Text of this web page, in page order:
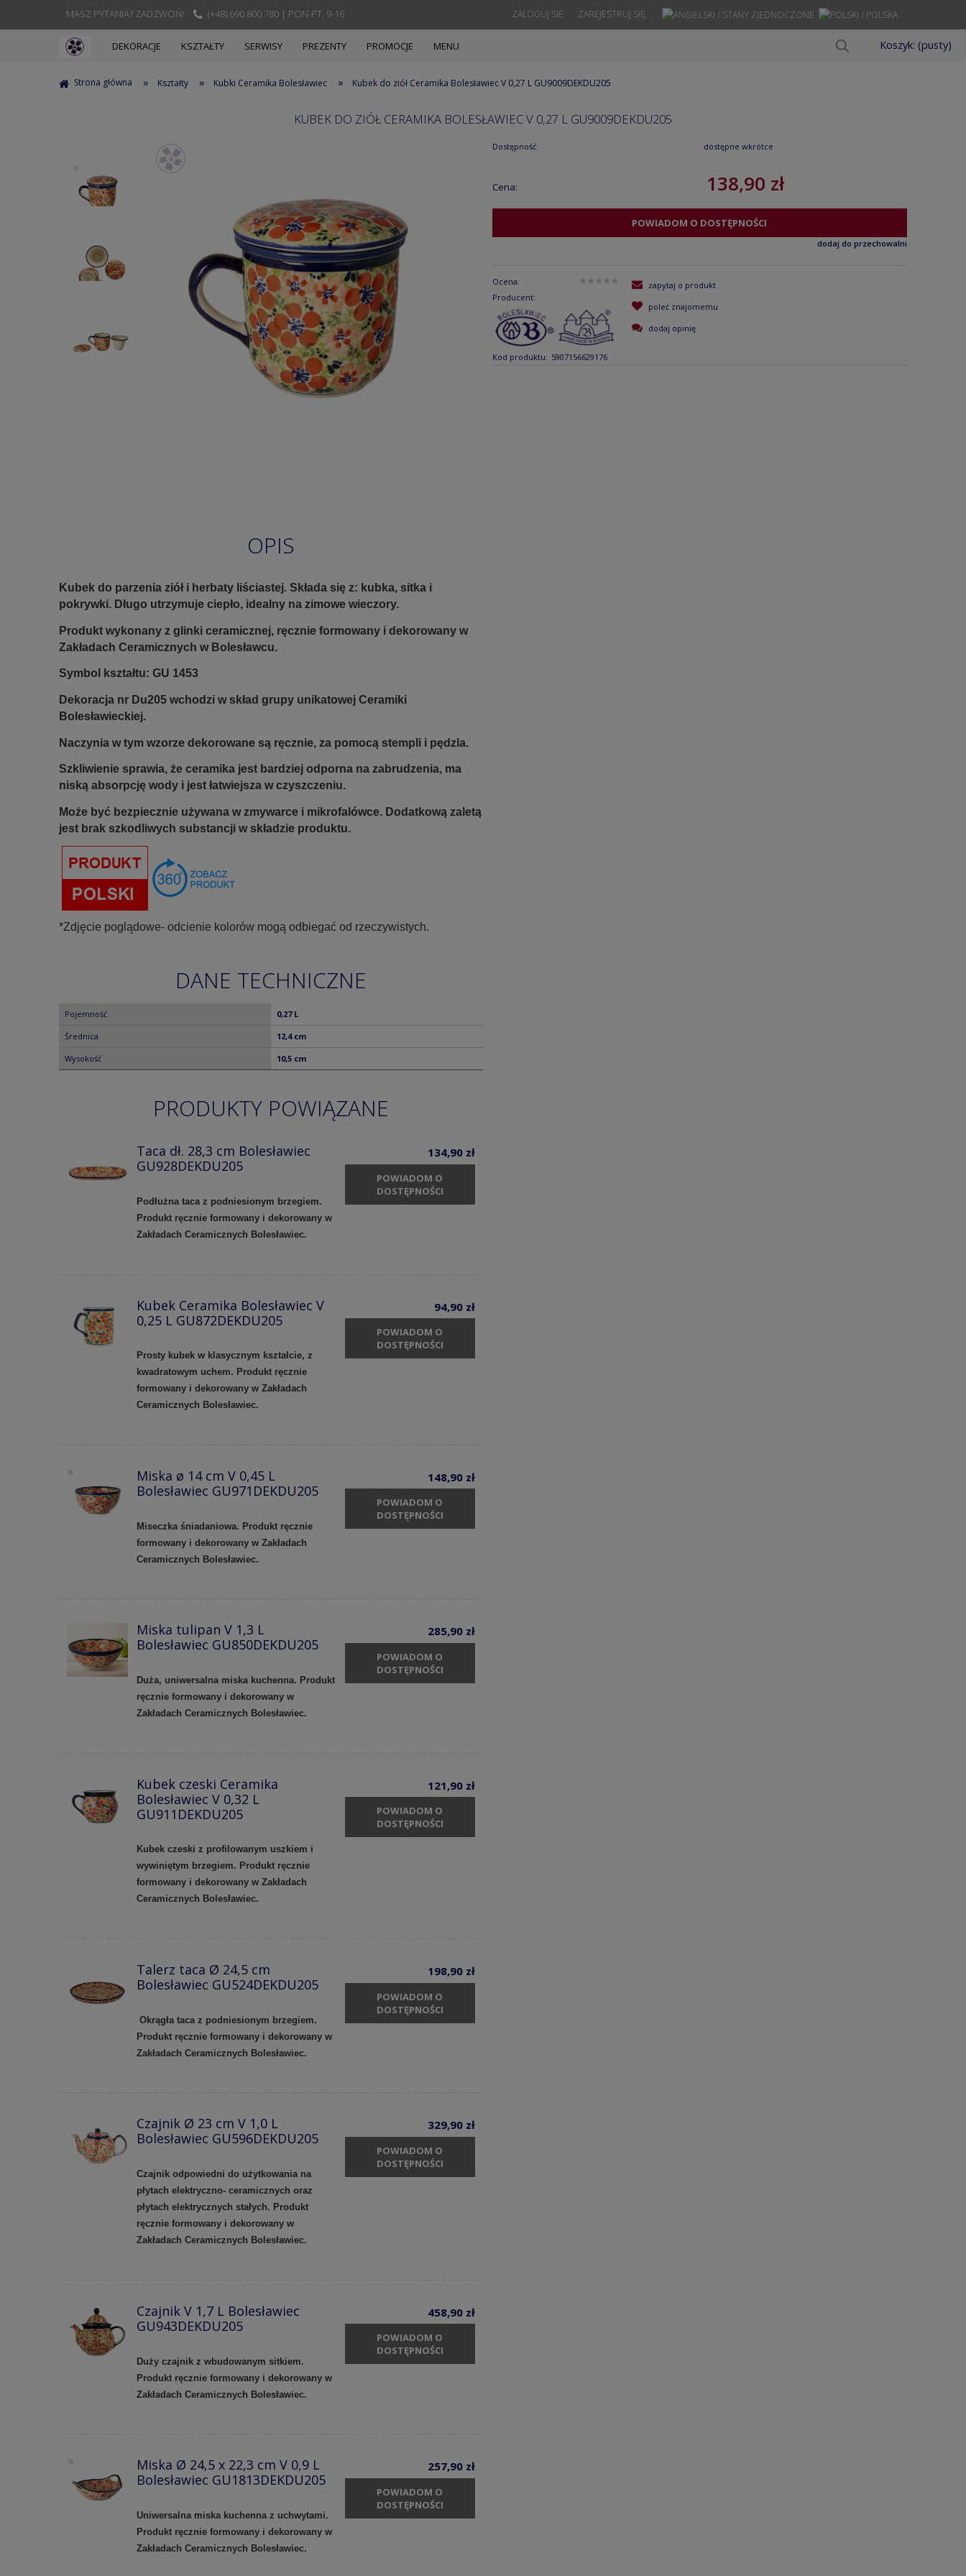
MASZ PYTANIA? ZADZWOŃ! (+48) 690 800 780 | PON-PT. 9-16 ZAREJESTRUJ SIĘ
ZALOGUJ SIĘ
Koszyk: (pusty)
DEKORACJE KSZTAŁTY SERWISY PREZENTY PROMOCJE MENU
Strona główna » Kształty » Kubki Ceramika Bolesławiec » Kubek do ziół Ceramika Bolesławiec V 0,27 L GU9009DEKDU205
KUBEK DO ZIÓŁ CERAMIKA BOLESŁAWIEC V 0,27 L GU9009DEKDU205
Dostępność: dostępne wkrótce
Cena: 138,90 zł
POWIADOM O DOSTĘPNOŚCI
dodaj do przechowalni
Ocena:
Producent:
Kod produktu: 5907156629176
zapytaj o produkt
poleć znajomemu
dodaj opinię
OPIS
Kubek do parzenia ziół i herbaty liściastej. Składa się z: kubka, sitka i
pokrywki. Długo utrzymuje ciepło, idealny na zimowe wieczory.
Produkt wykonany z glinki ceramicznej, ręcznie formowany i dekorowany w
Zakładach Ceramicznych w Bolesławcu.
Symbol kształtu: GU 1453
Dekoracja nr Du205 wchodzi w skład grupy unikatowej Ceramiki
Bolesławieckiej.
Naczynia w tym wzorze dekorowane są ręcznie, za pomocą stempli i pędzla.
Szkliwienie sprawia, że ceramika jest bardziej odporna na zabrudzenia, ma
niską absorpcję wody i jest łatwiejsza w czyszczeniu.
Może być bezpiecznie używana w zmywarce i mikrofalówce. Dodatkową zaletą
jest brak szkodliwych substancji w składzie produktu.
*Zdjęcie poglądowe- odcienie kolorów mogą odbiegać od rzeczywistych.
DANE TECHNICZNE
Pojemność 0,27 L
Średnica 12,4 cm
Wysokość 10,5 cm
PRODUKTY POWIĄZANE
Taca dł. 28,3 cm Bolesławiec
GU928DEKDU205
Podłużna taca z podniesionym brzegiem.
Produkt ręcznie formowany i dekorowany w
Zakładach Ceramicznych Bolesławiec.
134,90 zł
POWIADOM O
DOSTĘPNOŚCI
Kubek Ceramika Bolesławiec V
0,25 L GU872DEKDU205
Prosty kubek w klasycznym kształcie, z
kwadratowym uchem. Produkt ręcznie
formowany i dekorowany w Zakładach
Ceramicznych Bolesławiec.
94,90 zł
POWIADOM O
DOSTĘPNOŚCI
Miska ø 14 cm V 0,45 L
Bolesławiec GU971DEKDU205
Miseczka śniadaniowa. Produkt ręcznie
formowany i dekorowany w Zakładach
Ceramicznych Bolesławiec.
148,90 zł
POWIADOM O
DOSTĘPNOŚCI
Miska tulipan V 1,3 L
Bolesławiec GU850DEKDU205
Duża, uniwersalna miska kuchenna. Produkt
ręcznie formowany i dekorowany w
Zakładach Ceramicznych Bolesławiec.
285,90 zł
POWIADOM O
DOSTĘPNOŚCI
Kubek czeski Ceramika
Bolesławiec V 0,32 L
GU911DEKDU205
Kubek czeski z profilowanym uszkiem i
wywiniętym brzegiem. Produkt ręcznie
formowany i dekorowany w Zakładach
Ceramicznych Bolesławiec.
121,90 zł
POWIADOM O
DOSTĘPNOŚCI
Talerz taca Ø 24,5 cm
Bolesławiec GU524DEKDU205
Okrągła taca z podniesionym brzegiem.
Produkt ręcznie formowany i dekorowany w
Zakładach Ceramicznych Bolesławiec.
198,90 zł
POWIADOM O
DOSTĘPNOŚCI
Czajnik Ø 23 cm V 1,0 L
Bolesławiec GU596DEKDU205
Czajnik odpowiedni do użytkowania na
płytach elektryczno- ceramicznych oraz
płytach elektrycznych stałych. Produkt
ręcznie formowany i dekorowany w
Zakładach Ceramicznych Bolesławiec.
329,90 zł
POWIADOM O
DOSTĘPNOŚCI
Czajnik V 1,7 L Bolesławiec
GU943DEKDU205
Duży czajnik z wbudowanym sitkiem.
Produkt ręcznie formowany i dekorowany w
Zakładach Ceramicznych Bolesławiec.
458,90 zł
POWIADOM O
DOSTĘPNOŚCI
Miska Ø 24,5 x 22,3 cm V 0,9 L
Bolesławiec GU1813DEKDU205
Uniwersalna miska kuchenna z uchwytami.
Produkt ręcznie formowany i dekorowany w
Zakładach Ceramicznych Bolesławiec.
257,90 zł
POWIADOM O
DOSTĘPNOŚCI